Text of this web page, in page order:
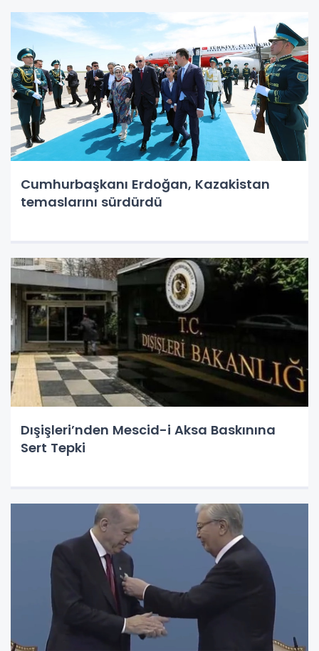
Cumhurbaşkanı Erdoğan, Kazakistan
temaslarını sürdürdü
Dışişleri’nden Mescid-i Aksa Baskınına
Sert Tepki